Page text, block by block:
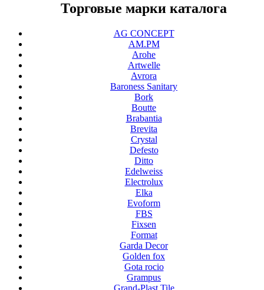
Торговые марки каталога
AG CONCEPT
AM.PM
Arohe
Artwelle
Avrora
Baroness Sanitary
Bork
Boutte
Brabantia
Brevita
Crystal
Defesto
Ditto
Edelweiss
Electrolux
Elka
Evoform
FBS
Fixsen
Format
Garda Decor
Golden fox
Gota rocio
Grampus